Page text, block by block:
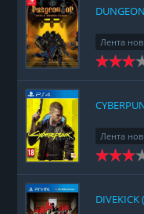
Лента
Лента
Racing
DIVEKICK